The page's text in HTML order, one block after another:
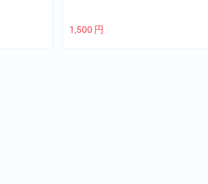
1,500 円